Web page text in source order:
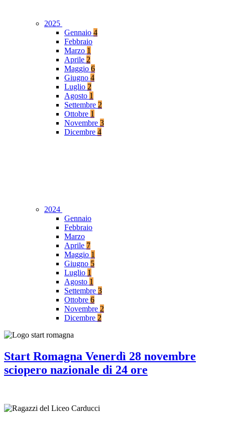
2025
Gennaio 4
Febbraio
Marzo 1
Aprile 2
Maggio 6
Giugno 4
Luglio 2
Agosto 1
Settembre 2
Ottobre 1
Novembre 3
Dicembre 4
2024
Gennaio
Febbraio
Marzo
Aprile 7
Maggio 1
Giugno 5
Luglio 1
Agosto 1
Settembre 3
Ottobre 6
Novembre 2
Dicembre 2
Start Romagna Venerdì 28 novembre
sciopero nazionale di 24 ore